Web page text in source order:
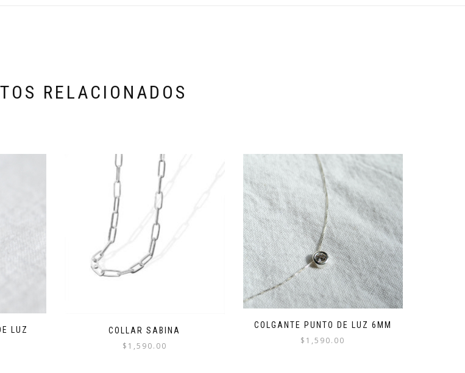
RELACIONADOS
LUZ COLLAR SABINA
$ 1,590.00
COLGANTE PUNTO DE LUZ 6MM
$ 1,590.00